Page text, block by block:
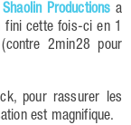
Shaolin Productions a
fini cette fois-ci en 1
2min28 pour
pour rassurer les
est magnifique.